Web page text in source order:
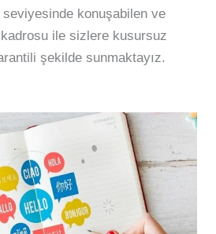
konuşabilen ve
ile sizlere kusursuz
şekilde sunmaktayız.